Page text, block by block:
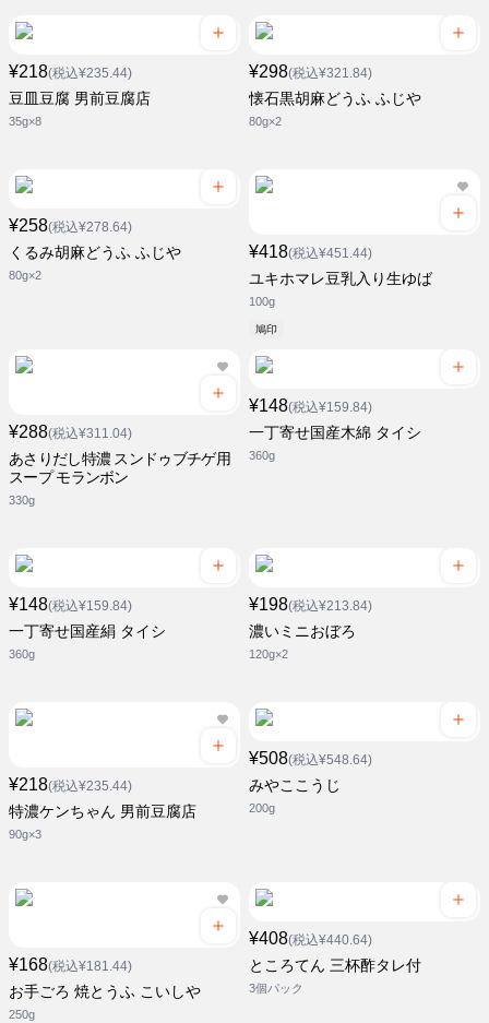
¥218(税込¥235.44)
豆皿豆腐 男前豆腐店
35g×8
¥298(税込¥321.84)
懐石黒胡麻どうふ ふじや
80g×2
¥258(税込¥278.64)
くるみ胡麻どうふ ふじや
80g×2
¥418(税込¥451.44)
ユキホマレ豆乳入り生ゆば
100g
鳩印
¥288(税込¥311.04)
あさりだし特濃 スンドゥブチゲ用
スープ モランボン
330g
¥148(税込¥159.84)
一丁寄せ国産木綿 タイシ
360g
¥148(税込¥159.84)
一丁寄せ国産絹 タイシ
360g
¥198(税込¥213.84)
濃いミニおぼろ
120g×2
¥218(税込¥235.44)
特濃ケンちゃん 男前豆腐店
90g×3
¥508(税込¥548.64)
みやここうじ
200g
¥168(税込¥181.44)
お手ごろ 焼とうふ こいしや
250g
¥408(税込¥440.64)
ところてん 三杯酢タレ付
3個パック